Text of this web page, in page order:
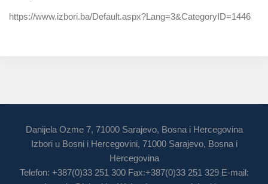
https://www.izbori.ba/Default.aspx?Lang=3&CategoryID=1446
Danijela Ozme 7, 71000 Sarajevo, Bosna i Hercegovina
Izbori u Bosni i Hercegovini, 71000 Sarajevo, Bosna i
Hercegovina
Telefon: +387(0)33 251 300 Fax:+387(0)33 251 329 E-mail: